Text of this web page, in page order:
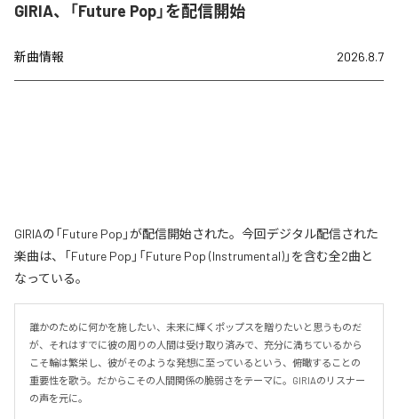
GIRIA、「Future Pop」を配信開始
新曲情報 2026.8.7
GIRIAの「Future Pop」が配信開始された。今回デジタル配信された
楽曲は、「Future Pop」「Future Pop (Instrumental)」を含む全2曲と
なっている。
誰かのために何かを施したい、未来に輝くポップスを贈りたいと思うものだ
が、それはすでに彼の周りの人間は受け取り済みで、充分に満ちているから
こそ輪は繁栄し、彼がそのような発想に至っているという、俯瞰することの
重要性を歌う。だからこその人間関係の脆弱さをテーマに。GIRIAのリスナー
の声を元に。